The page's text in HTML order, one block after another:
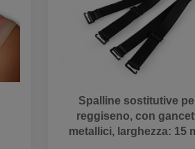
Spalline sostitutive
reggiseno, con
metallici, larghezza: 15